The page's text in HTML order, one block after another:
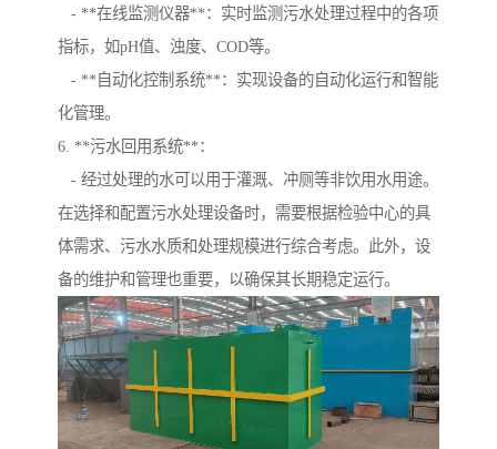
- **在线监测仪器**：实时监测污水处理过程中的各项
指标，如pH值、浊度、COD等。
- **自动化控制系统**：实现设备的自动化运行和智能
化管理。
6. **污水回用系统**：
- 经过处理的水可以用于灌溉、冲厕等非饮用水用途。
在选择和配置污水处理设备时，需要根据检验中心的具
体需求、污水水质和处理规模进行综合考虑。此外，设
备的维护和管理也重要，以确保其长期稳定运行。